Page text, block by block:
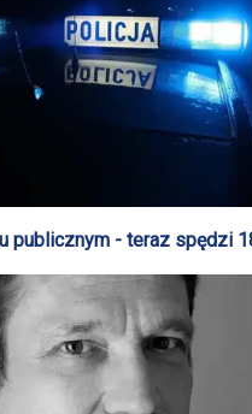
publicznym - teraz spędzi